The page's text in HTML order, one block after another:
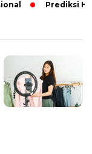
Prediksi